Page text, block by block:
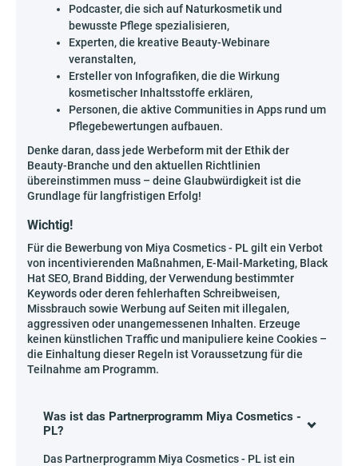
Podcaster, die sich auf Naturkosmetik und
bewusste Pflege spezialisieren,
Experten, die kreative Beauty-Webinare
veranstalten,
Ersteller von Infografiken, die die Wirkung
kosmetischer Inhaltsstoffe erklären,
Personen, die aktive Communities in Apps rund um
Pflegebewertungen aufbauen.
Denke daran, dass jede Werbeform mit der Ethik der
Beauty-Branche und den aktuellen Richtlinien
übereinstimmen muss – deine Glaubwürdigkeit ist die
Grundlage für langfristigen Erfolg!
Wichtig!
Für die Bewerbung von Miya Cosmetics - PL gilt ein Verbot
von incentivierenden Maßnahmen, E-Mail-Marketing, Black
Hat SEO, Brand Bidding, der Verwendung bestimmter
Keywords oder deren fehlerhaften Schreibweisen,
Missbrauch sowie Werbung auf Seiten mit illegalen,
aggressiven oder unangemessenen Inhalten. Erzeuge
keinen künstlichen Traffic und manipuliere keine Cookies –
die Einhaltung dieser Regeln ist Voraussetzung für die
Teilnahme am Programm.
Was ist das Partnerprogramm Miya Cosmetics -
PL?
Das Partnerprogramm Miya Cosmetics - PL ist ein